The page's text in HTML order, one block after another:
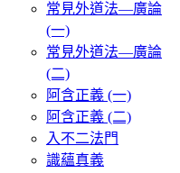
常見外道法—廣論
(一)
常見外道法—廣論
(二)
阿含正義 (一)
阿含正義 (二)
入不二法門
識蘊真義